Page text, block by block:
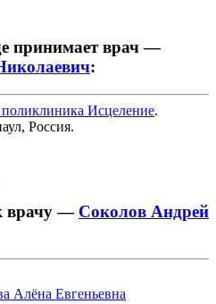
принимает врач —
:
поликлиника Исцеление.
Россия.
врачу — Соколов Андрей